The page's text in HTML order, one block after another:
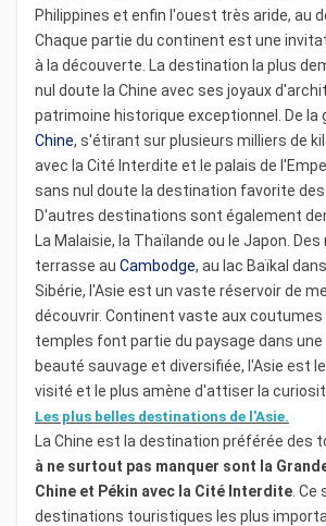
Philippines et enfin l'ouest très aride, au
Chaque partie du continent est une
à la découverte. La destination la plus
nul doute la Chine avec ses joyaux
patrimoine historique exceptionnel. De la
Chine, s'étirant sur plusieurs milliers de
avec la Cité Interdite et le palais de
sans nul doute la destination favorite
D'autres destinations sont également
La Malaisie, la Thaïlande ou le Japon. Des
terrasse au Cambodge, au lac Baïkal
Sibérie, l'Asie est un vaste réservoir de
découvrir. Continent vaste aux coutumes
temples font partie du paysage dans une
beauté sauvage et diversifiée, l'Asie est
visité et le plus amène d'attiser la
Les plus belles destinations de l'Asie.
La Chine est la destination préférée des
à ne surtout pas manquer sont la
Chine et Pékin avec la Cité Interdite .
destinations touristiques les plus